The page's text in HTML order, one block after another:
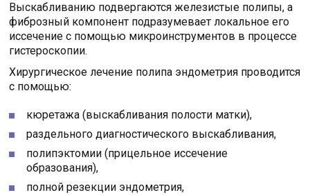
Выскабливанию подвергаются железистые полипы, а
фиброзный компонент подразумевает локальное его
иссечение с помощью микроинструментов в процессе
гистероскопии.
Хирургическое лечение полипа эндометрия проводится
с помощью:
кюретажа (выскабливания полости матки),
раздельного диагностического выскабливания,
полипэктомии (прицельное иссечение
образования),
полной резекции эндометрия,